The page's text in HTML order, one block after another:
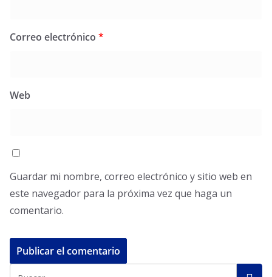
Correo electrónico *
Web
Guardar mi nombre, correo electrónico y sitio web en
este navegador para la próxima vez que haga un
comentario.